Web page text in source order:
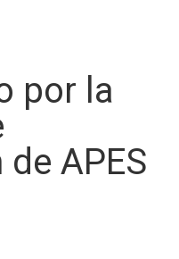
por la
APES